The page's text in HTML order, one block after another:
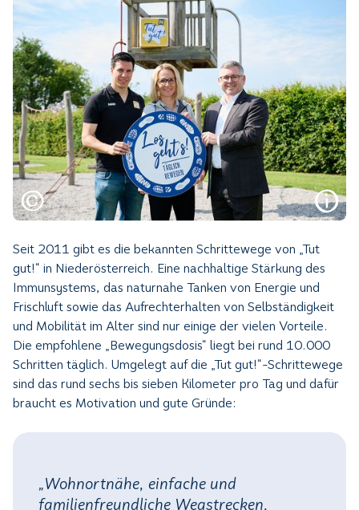
Seit 2011 gibt es die bekannten Schrittewege von „Tut
gut!“ in Niederösterreich. Eine nachhaltige Stärkung des
Immunsystems, das naturnahe Tanken von Energie und
Frischluft sowie das Aufrechterhalten von Selbständigkeit
und Mobilität im Alter sind nur einige der vielen Vorteile.
Die empfohlene „Bewegungsdosis“ liegt bei rund 10.000
Schritten täglich. Umgelegt auf die „Tut gut!“-Schrittewege
sind das rund sechs bis sieben Kilometer pro Tag und dafür
braucht es Motivation und gute Gründe:
„Wohnortnähe, einfache und
familienfreundliche Wegstrecken,